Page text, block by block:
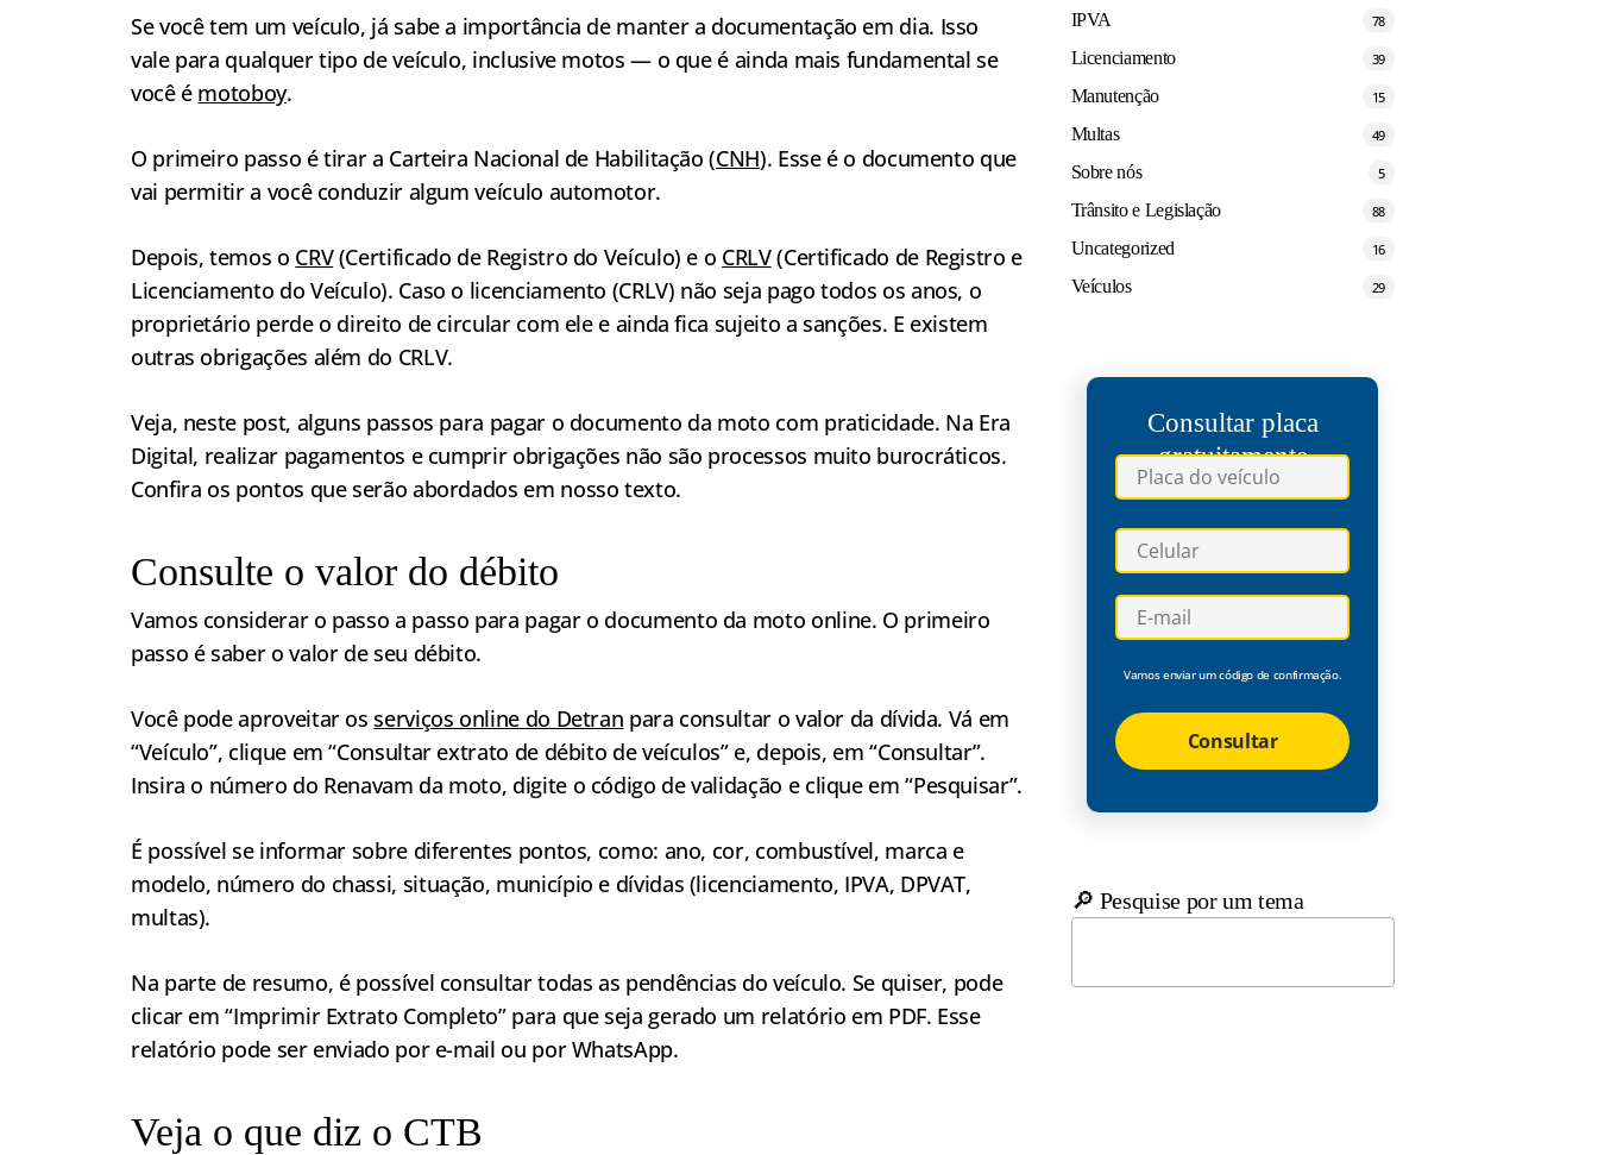
Se você tem um veículo, já sabe a importância de manter a documentação em dia. Isso
vale para qualquer tipo de veículo, inclusive motos — o que é ainda mais fundamental se
você é motoboy.
O primeiro passo é tirar a Carteira Nacional de Habilitação (CNH). Esse é o documento que
vai permitir a você conduzir algum veículo automotor.
Depois, temos o CRV(Certificado de Registro do Veículo) e o CRLV(Certificado de Registro e
Licenciamento do Veículo). Caso o licenciamento (CRLV) não seja pago todos os anos, o
proprietário perde o direito de circular com ele e ainda fica sujeito a sanções. E existem
outras obrigações além do CRLV.
Veja, neste post, alguns passos para pagar o documento da moto com praticidade. Na Era
Digital, realizar pagamentos e cumprir obrigações não são processos muito burocráticos.
Confira os pontos que serão abordados em nosso texto.
Consulte o valor do débito
Vamos considerar o passo a passo para pagar o documento da moto online. O primeiro
passo é saber o valor de seu débito.
Você pode aproveitar osserviços online do Detran para consultar o valor da dívida. Vá em
“Veículo”, clique em “Consultar extrato de débito de veículos” e, depois, em “Consultar”.
Insira o número do Renavam da moto, digite o código de validação e clique em “Pesquisar”.
É possível se informar sobre diferentes pontos, como: ano, cor, combustível, marca e
modelo, número do chassi, situação, município e dívidas (licenciamento, IPVA, DPVAT,
multas).
Na parte de resumo, é possível consultar todas as pendências do veículo. Se quiser, pode
clicar em “Imprimir Extrato Completo” para que seja gerado um relatório em PDF. Esse
relatório pode ser enviado por e-mail ou por WhatsApp.
Veja o que diz o CTB
IPVA 78
Licenciamento 39
Manutenção 15
Multas 49
Sobre nós 5
Trânsito e Legislação 88
Uncategorized 16
Veículos 29
Consultar placa
gratuitamente
Vamos enviar um código de confirmação.
Consultar
🔎 Pesquise por um tema